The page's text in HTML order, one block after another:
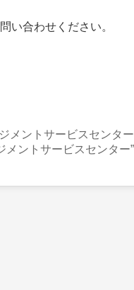
い合わせください。
メントサービスセンター